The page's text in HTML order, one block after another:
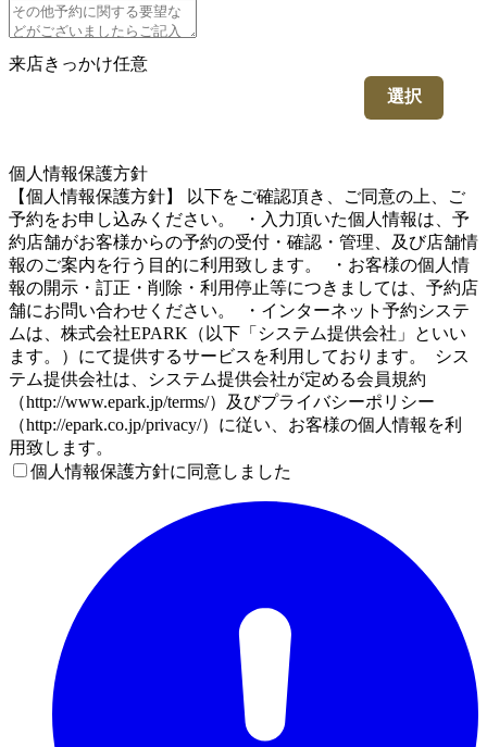
来店きっかけ任意
選択
個人情報保護方針
【個人情報保護方針】 以下をご確認頂き、ご同意の上、ご
予約をお申し込みください。 ・入力頂いた個人情報は、予
約店舗がお客様からの予約の受付・確認・管理、及び店舗情
報のご案内を行う目的に利用致します。 ・お客様の個人情
報の開示・訂正・削除・利用停止等につきましては、予約店
舗にお問い合わせください。 ・インターネット予約システ
ムは、株式会社EPARK（以下「システム提供会社」といい
ます。）にて提供するサービスを利用しております。 シス
テム提供会社は、システム提供会社が定める会員規約
（http://www.epark.jp/terms/）及びプライバシーポリシー
（http://epark.co.jp/privacy/）に従い、お客様の個人情報を利
用致します。
個人情報保護方針に同意しました